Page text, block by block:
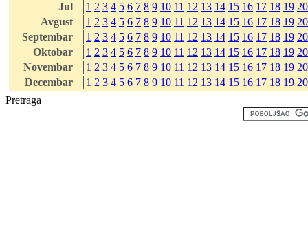
Jul
1 2 3 4 5 6 7 8 9 10 11 12 13 14 15 16 17 18 19 20
Avgust
1 2 3 4 5 6 7 8 9 10 11 12 13 14 15 16 17 18 19 20
Septembar
1 2 3 4 5 6 7 8 9 10 11 12 13 14 15 16 17 18 19 20
Oktobar
1 2 3 4 5 6 7 8 9 10 11 12 13 14 15 16 17 18 19 20
Novembar
1 2 3 4 5 6 7 8 9 10 11 12 13 14 15 16 17 18 19 20
Decembar
1 2 3 4 5 6 7 8 9 10 11 12 13 14 15 16 17 18 19 20
Pretraga